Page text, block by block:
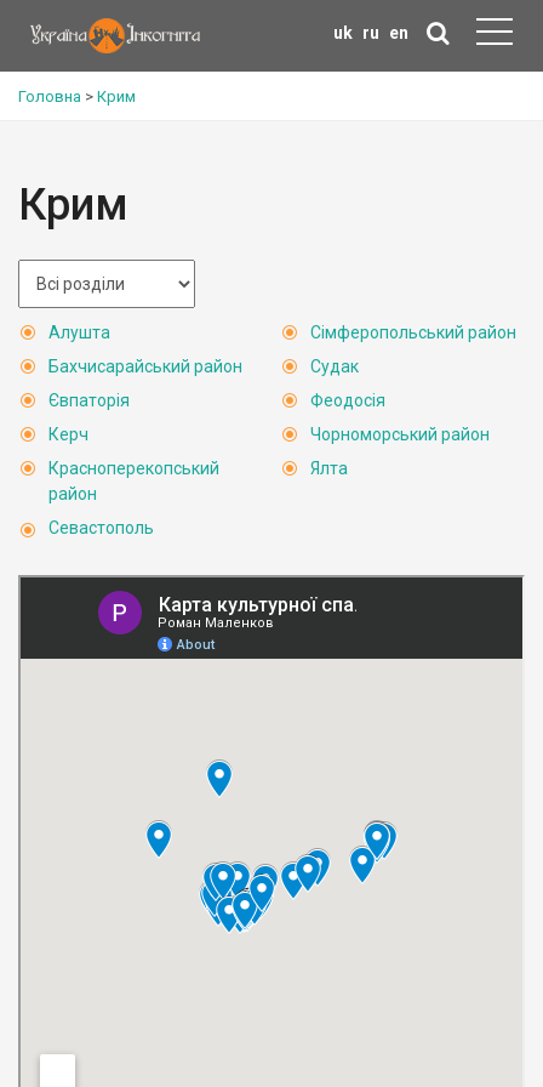
uk ru en
Головна > Крим
Крим
Алушта
Бахчисарайський район
Євпаторія
Керч
Красноперекопський
район
Севастополь
Сімферопольський район
Судак
Феодосія
Чорноморський район
Ялта